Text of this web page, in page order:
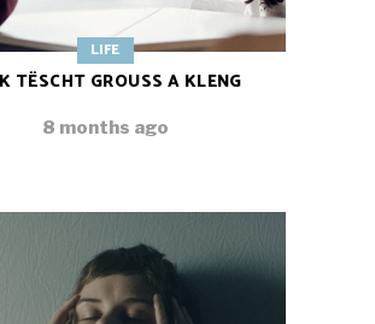
LIFE
TËSCHT GROUSS A KLENG
8 months ago